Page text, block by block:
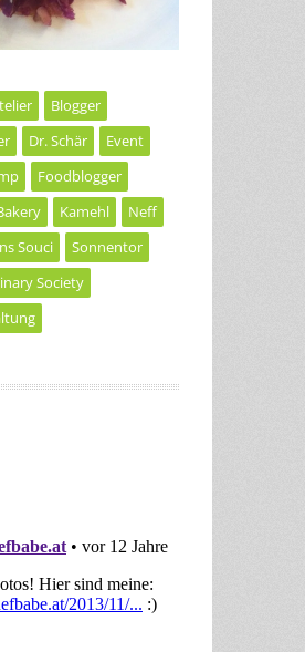
Blogger
Dr. Schär
Event
Foodblogger
Kamehl
Neff
Souci
Sonnentor
Society